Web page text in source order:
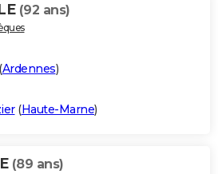
(92 ans)
(Ardennes)
(Haute-Marne)
(89 ans)